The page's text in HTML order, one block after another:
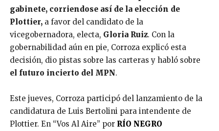
gabinete, corriendose así de la elección de
Plottier, a favor del candidato de la
vicegobernadora, electa, Gloria Ruiz. Con la
gobernabilidad aún en pie, Corroza explicó esta
decisión, dio pistas sobre las carteras y habló sobre
el futuro incierto del MPN.
Este jueves, Corroza participó del lanzamiento de la
candidatura de Luis Bertolini para intendente de
Plottier. En “Vos Al Aire” por RÍO NEGRO